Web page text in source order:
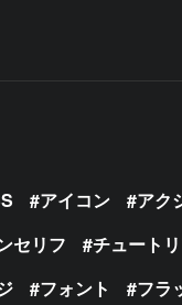
アイコン
アク
セリフ チュート
フォント フラ